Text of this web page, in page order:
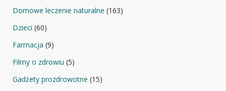
Domowe leczenie naturalne (163)
Dzieci (60)
Farmacja (9)
Filmy o zdrowiu (5)
Gadżety prozdrowotne (15)